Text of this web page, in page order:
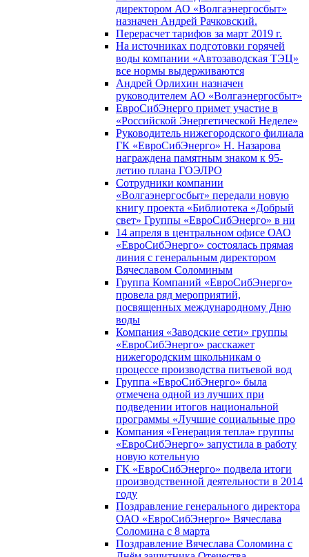
директором АО «Волгаэнергосбыт»
назначен Андрей Рачковский.
Перерасчет тарифов за март 2019 г.
На источниках подготовки горячей
воды компании «Автозаводская ТЭЦ»
все нормы выдерживаются
Андрей Орлихин назначен
руководителем АО «Волгаэнергосбыт»
ЕвроСибЭнерго примет участие в
«Российской Энергетической Неделе»
Руководитель нижегородского филиала
ГК «ЕвроСибЭнерго» Н. Назарова
награждена памятным знаком к 95-
летию плана ГОЭЛРО
Сотрудники компании
«Волгаэнергосбыт» передали новую
книгу проекта «Библиотека «Добрый
свет» Группы «ЕвроСибЭнерго» в ни
14 апреля в центральном офисе ОАО
«ЕвроСибЭнерго» состоялась прямая
линия с генеральным директором
Вячеславом Соломиным
Группа Компаний «ЕвроСибЭнерго»
провела ряд мероприятий,
посвященных международному Дню
воды
Компания «Заводские сети» группы
«ЕвроСибЭнерго» расскажет
нижегородским школьникам о
процессе производства питьевой вод
Группа «ЕвроСибЭнерго» была
отмечена одной из лучших при
подведении итогов национальной
программы «Лучшие социальные про
Компания «Генерация тепла» группы
«ЕвроСибЭнерго» запустила в работу
новую котельную
ГК «ЕвроСибЭнерго» подвела итоги
производственной деятельности в 2014
году
Поздравление генерального директора
ОАО «ЕвроСибЭнерго» Вячеслава
Соломина с 8 марта
Поздравление Вячеслава Соломина с